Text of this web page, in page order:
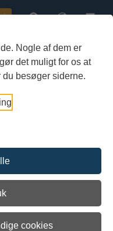
Nogle af dem er
det muligt for os at
besøger siderne.
cookies